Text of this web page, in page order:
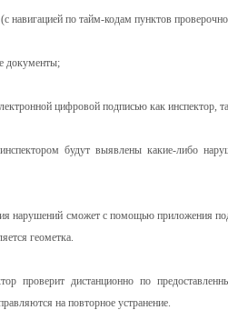
навигацией по тайм-кодам пунктов
документы;
цифровой подписью как инспектор,
будут выявлены какие-либо
нарушений сможет с помощью приложения
геометка.
проверит дистанционно по
на повторное устранение.